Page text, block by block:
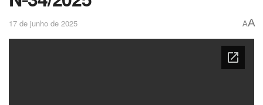
17 de junho de 2025 AA